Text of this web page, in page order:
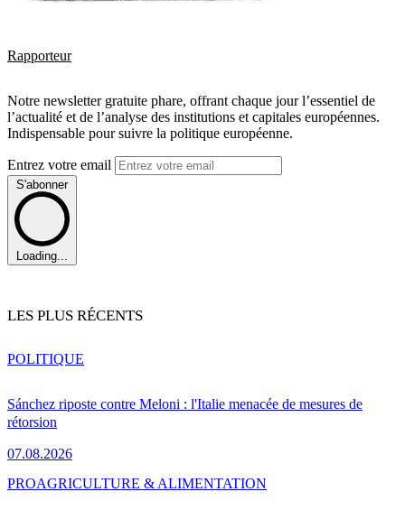
Rapporteur
Notre newsletter gratuite phare, offrant chaque jour l’essentiel de
l’actualité et de l’analyse des institutions et capitales européennes.
Indispensable pour suivre la politique européenne.
Entrez votre email
S'abonner
Loading...
LES PLUS RÉCENTS
Sánchez riposte contre Meloni : l'Italie menacée de mesures de
rétorsion
07.08.2026
POLITIQUE
PROAGRICULTURE & ALIMENTATION